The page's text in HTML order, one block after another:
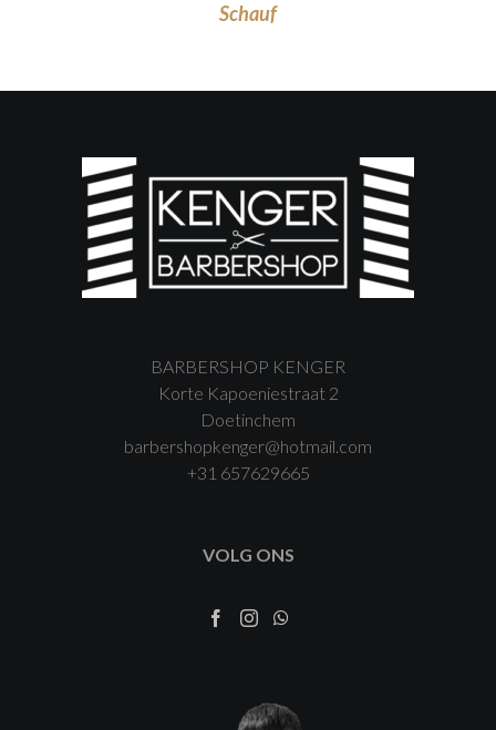
Schauf
BARBERSHOP KENGER
Korte Kapoeniestraat 2
Doetinchem
barbershopkenger@hotmail.com
+31 657629665
VOLG ONS